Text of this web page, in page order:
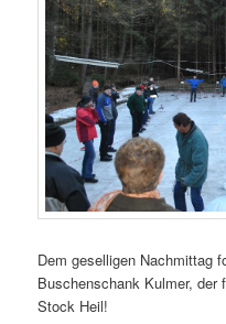
Dem geselligen Nachmittag
Buschenschank Kulmer, der
Stock Heil!